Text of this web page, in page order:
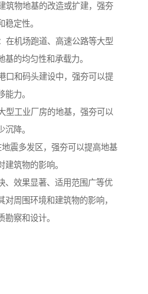
筑物地基的改造或扩建，强夯
稳定性。
在机场跑道、高速公路等大型
的均匀性和承载力。
口和码头建设中，强夯可以提
力。
型工业厂房的地基，强夯可以
降。
震多发区，强夯可以提高地基
筑物的影响。
、效果显著、适用范围广等优
对周围环境和建筑物的影响，
察和设计。